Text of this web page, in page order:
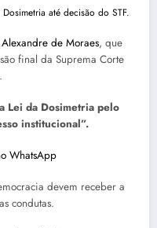
até decisão do STF.
de Moraes, que
final da Suprema Corte
Lei da Dosimetria pelo
institucional”.
WhatsApp
devem receber a
condutas.